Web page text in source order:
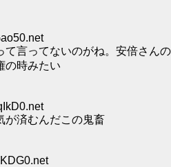
て言ってないのがね。安倍さんの
の時みたい
が済むんだこの鬼畜